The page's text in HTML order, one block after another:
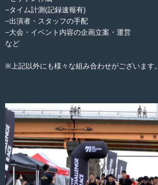
−タイム計測(記録速報有)
−出演者・スタッフの手配
−大会・イベント内容の企画立案・運営
など
※上記以外にも様々な組み合わせがございます。